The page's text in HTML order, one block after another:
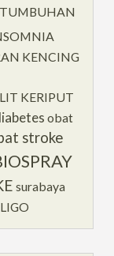
KENCING
KERIPUT
obat
stroke
surabaya